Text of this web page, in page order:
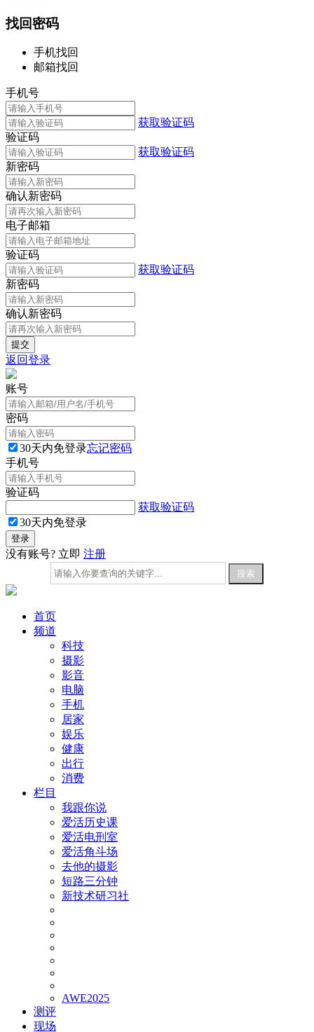
找回密码
手机找回
邮箱找回
手机号
获取验证码
验证码
获取验证码
新密码
确认新密码
电子邮箱
验证码
获取验证码
新密码
确认新密码
返回登录
账号
密码
30天内免登录忘记密码
手机号
验证码
获取验证码
30天内免登录
没有账号? 立即 注册
首页
频道
科技
摄影
影音
电脑
手机
居家
娱乐
健康
出行
消费
栏目
我跟你说
爱活历史课
爱活电刑室
爱活角斗场
去他的摄影
短路三分钟
新技术研习社
AWE2025
测评
现场